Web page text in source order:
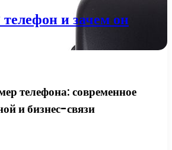
и зачем он
телефона: современное
и бизнес-связи